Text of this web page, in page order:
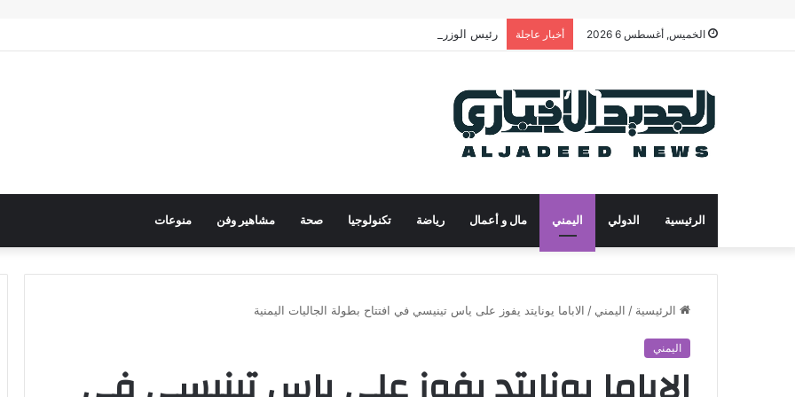
الخميس, أغسطس 6 2026 أخبار عاجلة رئيس الوزراء يدعو لتحرك عربي فاعل لحماية الممرات البحرية وتعزيز الأمن القومي العربي
الرئيسية الدولي اليمني مال و أعمال رياضة تكنولوجيا صحة مشاهير وفن منوعات
الرئيسية / اليمني / الاباما يونايتد يفوز على ياس تينيسي في افتتاح بطولة الجاليات اليمنية
اليمني